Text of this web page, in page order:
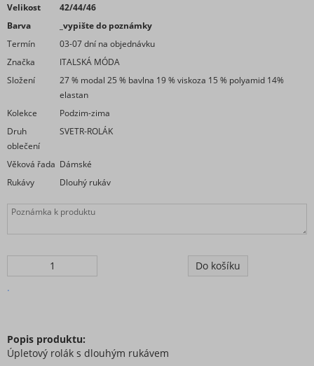
Velikost
42/44/46
Barva
_vypište do poznámky
Termín
03-07 dní na objednávku
Značka
ITALSKÁ MÓDA
Složení
27 % modal 25 % bavlna 19 % viskoza 15 % polyamid 14%
elastan
Kolekce
Podzim-zima
Druh
oblečení
SVETR-ROLÁK
Věková řada Dámské
Rukávy
Dlouhý rukáv
.
Popis produktu:
Úpletový rolák s dlouhým rukávem